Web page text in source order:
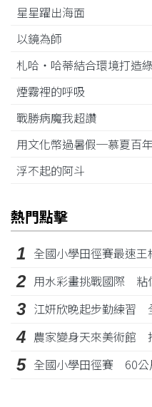
星星躍出海面
以鏡為師
札哈‧哈蒂結合環境打造
煙霧裡的呼吸
戰勝病魔我超讚
用文化幣過暑假─慕夏百
浮不起的阿斗
熱門點擊
1 全國小學田徑賽最速
2 用水彩畫挑戰國際 粘
3 江姸欣晚起步勤練習
4 農家變身天來美術館
5 全國小學田徑賽 60公